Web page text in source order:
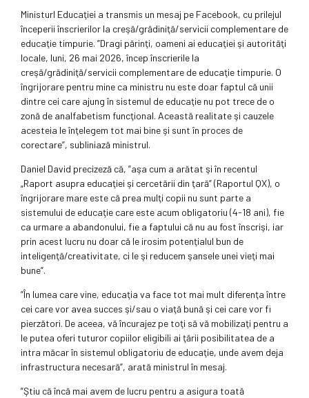
Ministurl Educaţiei a transmis un mesaj pe Facebook, cu prilejul
începerii înscrierilor la creşă/grădiniţă/servicii complementare de
educaţie timpurie. ”Dragi părinţi, oameni ai educaţiei şi autorităţi
locale, luni, 26 mai 2026, încep înscrierile la
creşă/grădiniţă/servicii complementare de educaţie timpurie. O
îngrijorare pentru mine ca ministru nu este doar faptul că unii
dintre cei care ajung în sistemul de educaţie nu pot trece de o
zonă de analfabetism funcţional. Această realitate şi cauzele
acesteia le înţelegem tot mai bine şi sunt în proces de
corectare”, subliniază ministrul.
Daniel David precizeză că, ”aşa cum a arătat şi în recentul
„Raport asupra educaţiei şi cercetării din ţară” (Raportul QX), o
îngrijorare mare este că prea mulţi copii nu sunt parte a
sistemului de educaţie care este acum obligatoriu (4-18 ani), fie
ca urmare a abandonului, fie a faptului că nu au fost înscrişi, iar
prin acest lucru nu doar că le irosim potenţialul bun de
inteligenţă/creativitate, ci le şi reducem şansele unei vieţi mai
bune”.
”În lumea care vine, educaţia va face tot mai mult diferenţa între
cei care vor avea succes şi/sau o viaţă bună şi cei care vor fi
pierzători. De aceea, vă încurajez pe toţi să vă mobilizaţi pentru a
le putea oferi tuturor copiilor eligibili ai ţării posibilitatea de a
intra măcar în sistemul obligatoriu de educaţie, unde avem deja
infrastructura necesară”, arată ministrul în mesaj.
”Ştiu că încă mai avem de lucru pentru a asigura toată